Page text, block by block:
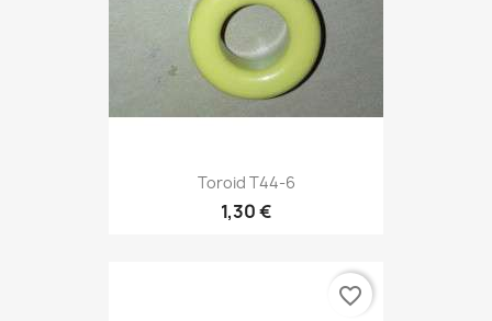
Toroid T44-6
1,30 €
favorite_border